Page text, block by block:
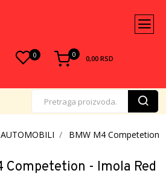
0 0,00 RSD
0
AUTOMOBILI BMW M4 Competetion
Competetion - Imola Red